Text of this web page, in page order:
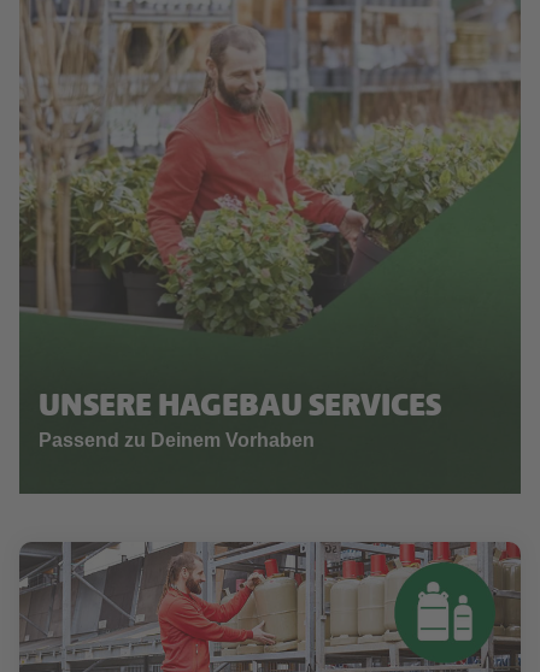
UNSERE HAGEBAU SERVICES
Passend zu Deinem Vorhaben